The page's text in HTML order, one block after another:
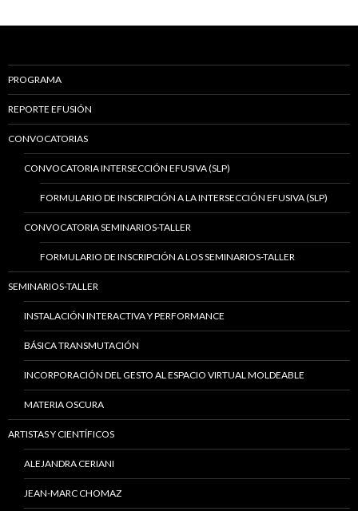
PROGRAMA
REPORTE EFUSIÓN
CONVOCATORIAS
CONVOCATORIA INTERSECCIÓN EFUSIVA (SLP)
FORMULARIO DE INSCRIPCIÓN A LA INTERSECCIÓN EFUSIVA (SLP)
CONVOCATORIA SEMINARIOS-TALLER
FORMULARIO DE INSCRIPCIÓN A LOS SEMINARIOS-TALLER
SEMINARIOS-TALLER
INSTALACIÓN INTERACTIVA Y PERFORMANCE
BÁSICA TRANSMUTACIÓN
INCORPORACIÓN DEL GESTO AL ESPACIO VIRTUAL MOLDEABLE
MATERIA OSCURA
ARTISTAS Y CIENTÍFICOS
ALEJANDRA CERIANI
JEAN-MARC CHOMAZ